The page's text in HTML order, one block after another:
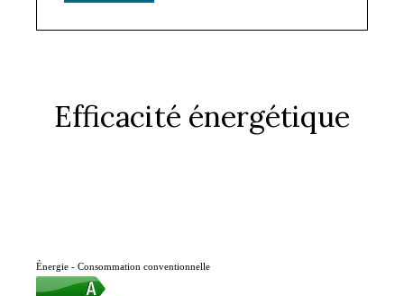
Efficacité énergétique
Énergie - Consommation conventionnelle